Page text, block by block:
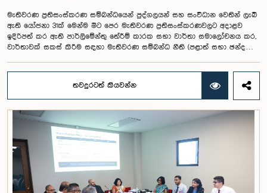
මැතිවරණ ප්‍රතිසංස්කරණ සම්බන්ධයෙන් පුද්ගලයන් සහ සංවිධාන වෙතින් ලැබී
ඇති යෝජනා 31ක් මෙන්ම මීට පෙර මැතිවරණ ප්‍රතිසංස්කරණවලට අදාළව
ඉදිරිපත් කර ඇති පාර්ලිමේන්තු තේරීම් කාරක සභා වාර්තා සමාලෝචනය කර,
වාර්තාවක් සකස් කිරීම සඳහා මැතිවරණ සම්බන්ධ නීති (පළාත් සභා ඡන්ද
කාරක සභාව රාජ්‍ය පරිපාලන, පළාත් සභා සහ පළාත් පාලන ගරු අමාත්‍ය
මහාචාර්ය ඒ.එච්.එම්.එච්. අබයරත්න මහතාගේ සභාපතිත්වයෙන්
පාර්ලිමේන්තුවේදී පසුගියදා රැස් වූ අවස්ථාවේදීය.එහිදී 2004, 2007 සහ 2022
වසරවල පාර්ලිමේන්තු තේරීම් කාරක සභා වාර්තා මෙන්ම පුද්ගලයන් හා
සංවිධාන විසින් ඉදිරිපත් කර ඇති යෝජනා 31ක් පදනම් කර ගනිමින් මැතිවරණ
ප්‍රතිසංස්කරණ සම්බන්ධයෙන් දීර්ඝ ලෙස සාකච්ඡා කෙරිණි.සාකච්ඡාවේදී පළාත්
පාලන මැතිවරණ ක්‍රමය සඳහා මිශ්‍ර මැතිවරණ ක්‍රමයක් හඳුන්වා දීම, සුළු පක්ෂ
හා සුළුතර කණ්ඩායම්වල නියෝජනය තහවුරු කිරීම, කාන්තා නියෝජනය
වැඩිදියුණු කිරීම, විද්‍යුත් ඡන්ද ක්‍රමවේදයක් හඳුන්වා දීම සහ කල්තියා ඡන්දය
ප්‍රකාශ කිරීමේ පහසුකම් සැලසීම ඇතුළු යෝජනා පිළිබඳව අවධානය යොමු
තවදුරටත් කියවන්න